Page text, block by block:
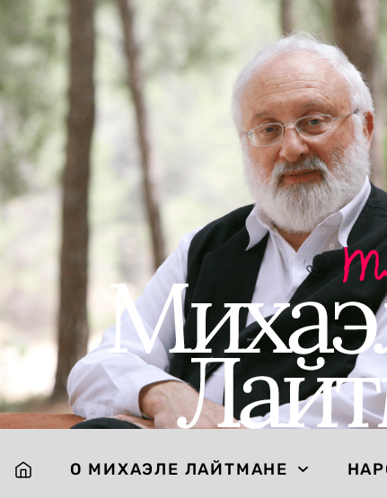
О МИХАЭЛЕ ЛАЙТМАНЕ